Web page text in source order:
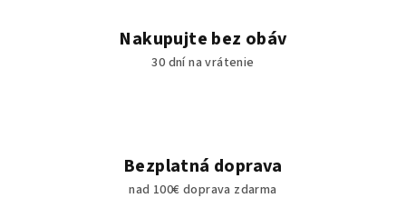
Nakupujte bez obáv
30 dní na vrátenie
Bezplatná doprava
nad 100€ doprava zdarma